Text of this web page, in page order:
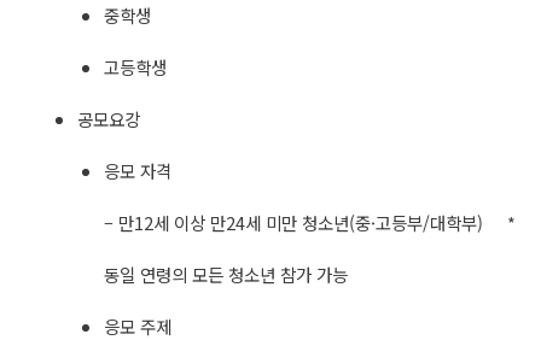
중학생
고등학생
공모요강
응모 자격
– 만12세 이상 만24세 미만 청소년(중·고등부/대학부) *
동일 연령의 모든 청소년 참가 가능
응모 주제